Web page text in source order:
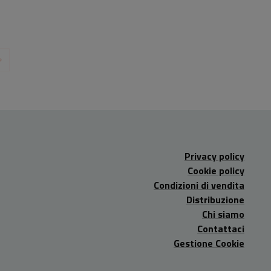
Privacy policy
Cookie policy
Condizioni di vendita
Distribuzione
Chi siamo
Contattaci
Gestione Cookie